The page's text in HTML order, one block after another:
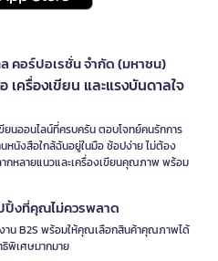
ล คอร์ปอเรชั่น จำกัด (มหาชน)
ครื่องเขียน และแรงบันดาลใจ
ยนออนไลน์ที่ครบครัน ตอบโจทย์คนรักการ
หนังสือใกล้ฉันอยู่ในมือ ช้อปง่าย ไม่ต้อง
กหลายแนวและเครื่องเขียนคุณภาพ พร้อม
ปิ้งที่คุณไม่ควรพลาด
าน B2S พร้อมให้คุณเลือกสินค้าคุณภาพได้
พิเศษมากมาย